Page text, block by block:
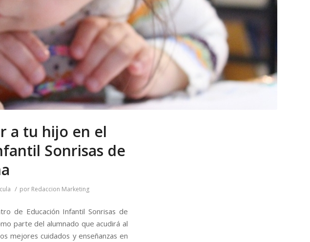
a tu hijo en el
Sonrisas de
/ por Redaccion Marketing
de Educación Infantil Sonrisas de
parte del alumnado que acudirá al
mejores cuidados y enseñanzas en